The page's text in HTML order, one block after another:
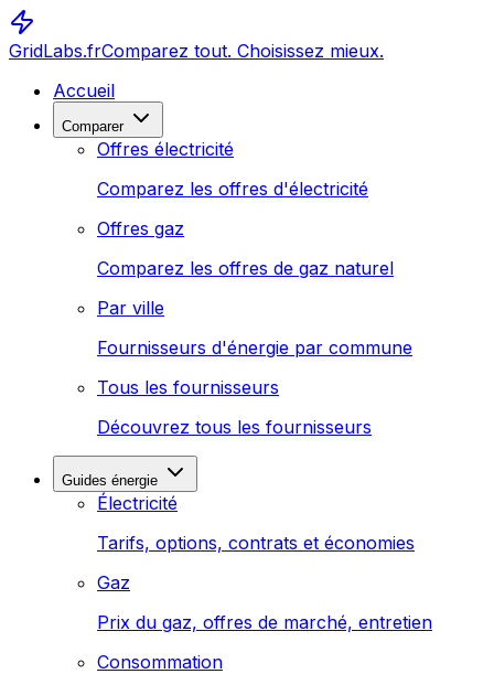
GridLabs.frComparez tout. Choisissez mieux.
Accueil
Comparer
Offres électricité
Comparez les offres d'électricité
Offres gaz
Comparez les offres de gaz naturel
Par ville
Fournisseurs d'énergie par commune
Tous les fournisseurs
Découvrez tous les fournisseurs
Guides énergie
Électricité
Tarifs, options, contrats et économies
Gaz
Prix du gaz, offres de marché, entretien
Consommation